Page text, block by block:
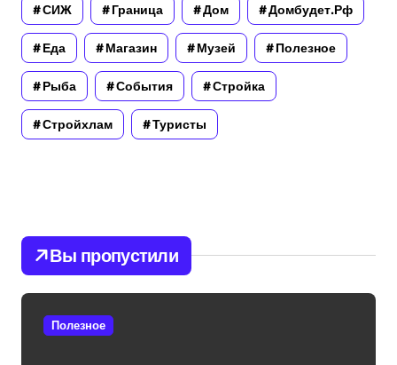
СИЖ Граница Дом Домбудет.рф
Еда Магазин Музей Полезное
Рыба События Стройка
Стройхлам Туристы
Вы пропустили
Полезное